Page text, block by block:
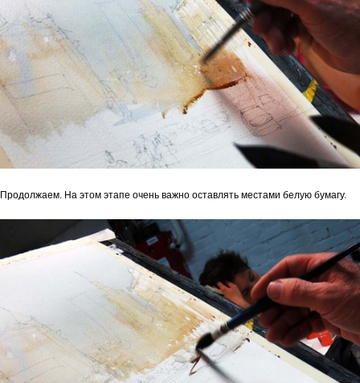
Продолжаем. На этом этапе очень важно оставлять местами белую бумагу.